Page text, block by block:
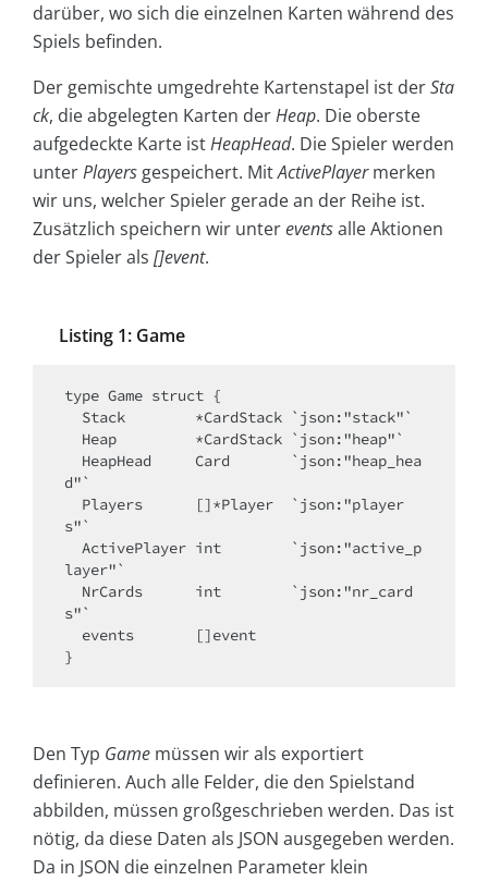
darüber, wo sich die einzelnen Karten während des
Spiels befinden.
Der gemischte umgedrehte Kartenstapel ist derSta
ck, die abgelegten Karten derHeap. Die oberste
aufgedeckte Karte istHeapHead. Die Spieler werden
unterPlayers gespeichert. MitActivePlayermerken
wir uns, welcher Spieler gerade an der Reihe ist.
Zusätzlich speichern wir untereventsalle Aktionen
der Spieler als []event.
Listing 1: Game
type Game struct {
d"`
s"`
layer"`
s"`
}
Den Typ Game müssen wir als exportiert
definieren. Auch alle Felder, die den Spielstand
abbilden, müssen großgeschrieben werden. Das ist
nötig, da diese Daten als JSON ausgegeben werden.
Da in JSON die einzelnen Parameter klein